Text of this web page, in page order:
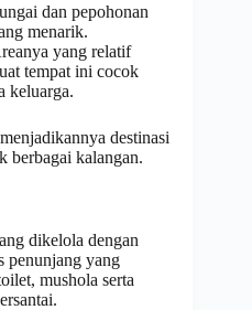
dan pepohonan
menarik.
yang relatif
tempat ini cocok
keluarga.
destinasi
berbagai kalangan.
dikelola dengan
penunjang yang
mushola serta